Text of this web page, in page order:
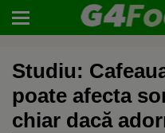
Studiu:
poate afecta
chiar dacă